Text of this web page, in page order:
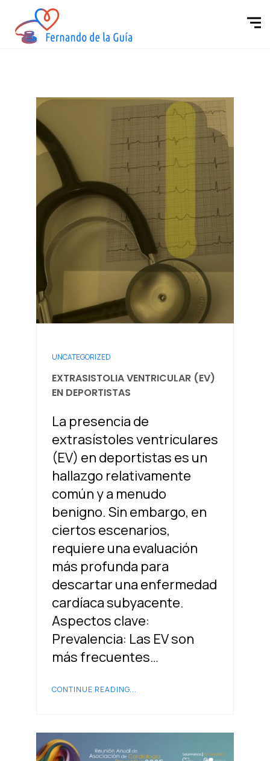
UNCATEGORIZED
EXTRASISTOLIA VENTRICULAR (EV)
EN DEPORTISTAS
La presencia de
extrasístoles ventriculares
(EV) en deportistas es un
hallazgo relativamente
común y a menudo
benigno. Sin embargo, en
ciertos escenarios,
requiere una evaluación
más profunda para
descartar una enfermedad
cardíaca subyacente.
Aspectos clave:
Prevalencia: Las EV son
más frecuentes…
CONTINUE READING...